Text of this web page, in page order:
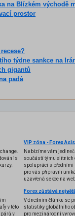
Blízkém východě
prostor
týdne sankce na
gigantů
padá
s
VIP zóna - Forex
Nabízíme vám
součástí týmu elitních
spolupráci s předními
pro vás připravili
uzavřená sekce na
exkluzivní VIP
používané pouze k
otevírá možnost stát
díky které získáte
v této
v
Forex zůstává
V dnešním článku se
statistiky globálního
pro mezinárodní